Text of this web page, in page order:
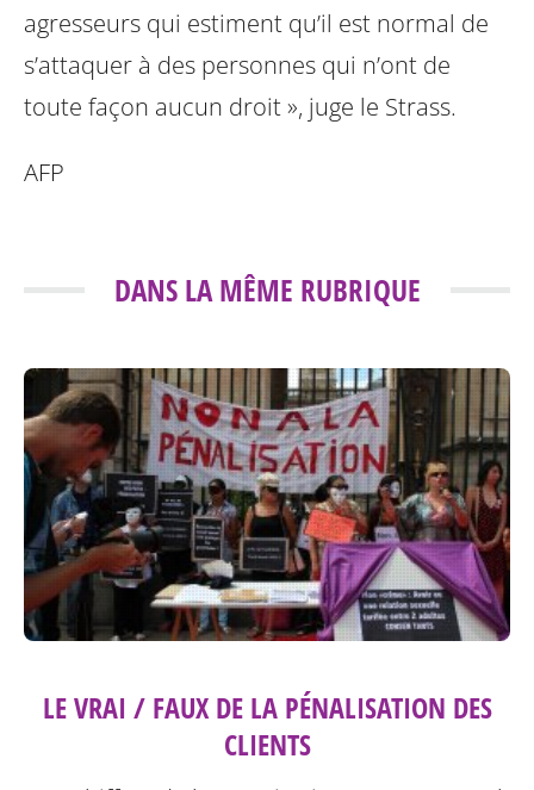
agresseurs qui estiment qu’il est normal de
s’attaquer à des personnes qui n’ont de
toute façon aucun droit », juge le Strass.
AFP
DANS LA MÊME RUBRIQUE
LE VRAI / FAUX DE LA PÉNALISATION DES
CLIENTS